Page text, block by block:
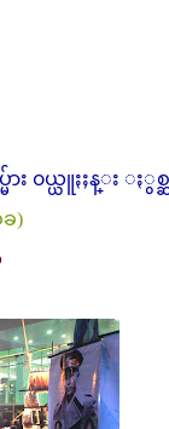
၀ယ္ယူႏႈန္း ႏွစ္
)